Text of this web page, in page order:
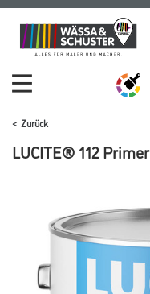
Zum
Inhalt
Zum
Navigationsmenü
Zurück
LUCITE® 112 Primer